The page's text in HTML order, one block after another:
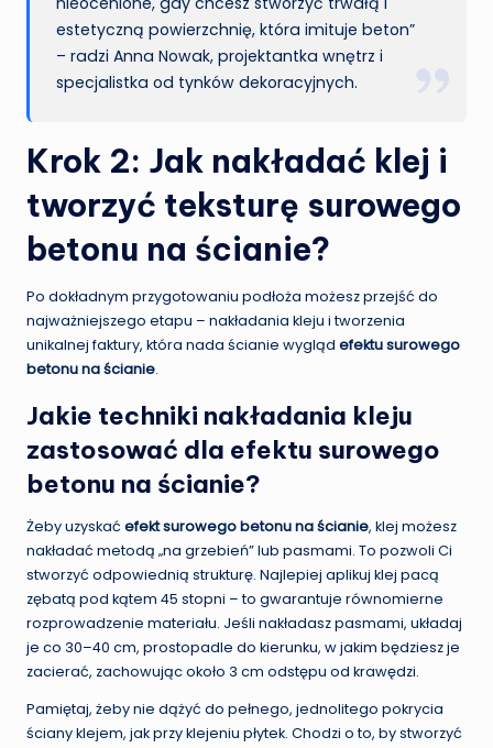
estetyczną powierzchnię, która imituje beton”
– radzi Anna Nowak, projektantka wnętrz i
specjalistka od tynków dekoracyjnych.
Krok 2: Jak nakładać klej i
tworzyć teksturę surowego
betonu na ścianie?
Po dokładnym przygotowaniu podłoża możesz przejść do
najważniejszego etapu – nakładania kleju i tworzenia
unikalnej faktury, która nada ścianie wygląd efektu surowego
betonu na ścianie.
Jakie techniki nakładania kleju
zastosować dla efektu surowego
betonu na ścianie?
Żeby uzyskać efekt surowego betonu na ścianie, klej możesz
nakładać metodą „na grzebień” lub pasmami. To pozwoli Ci
stworzyć odpowiednią strukturę. Najlepiej aplikuj klej pacą
zębatą pod kątem 45 stopni – to gwarantuje równomierne
rozprowadzenie materiału. Jeśli nakładasz pasmami, układaj
je co 30–40 cm, prostopadle do kierunku, w jakim będziesz je
zacierać, zachowując około 3 cm odstępu od krawędzi.
Pamiętaj, żeby nie dążyć do pełnego, jednolitego pokrycia
ściany klejem, jak przy klejeniu płytek. Chodzi o to, by stworzyć